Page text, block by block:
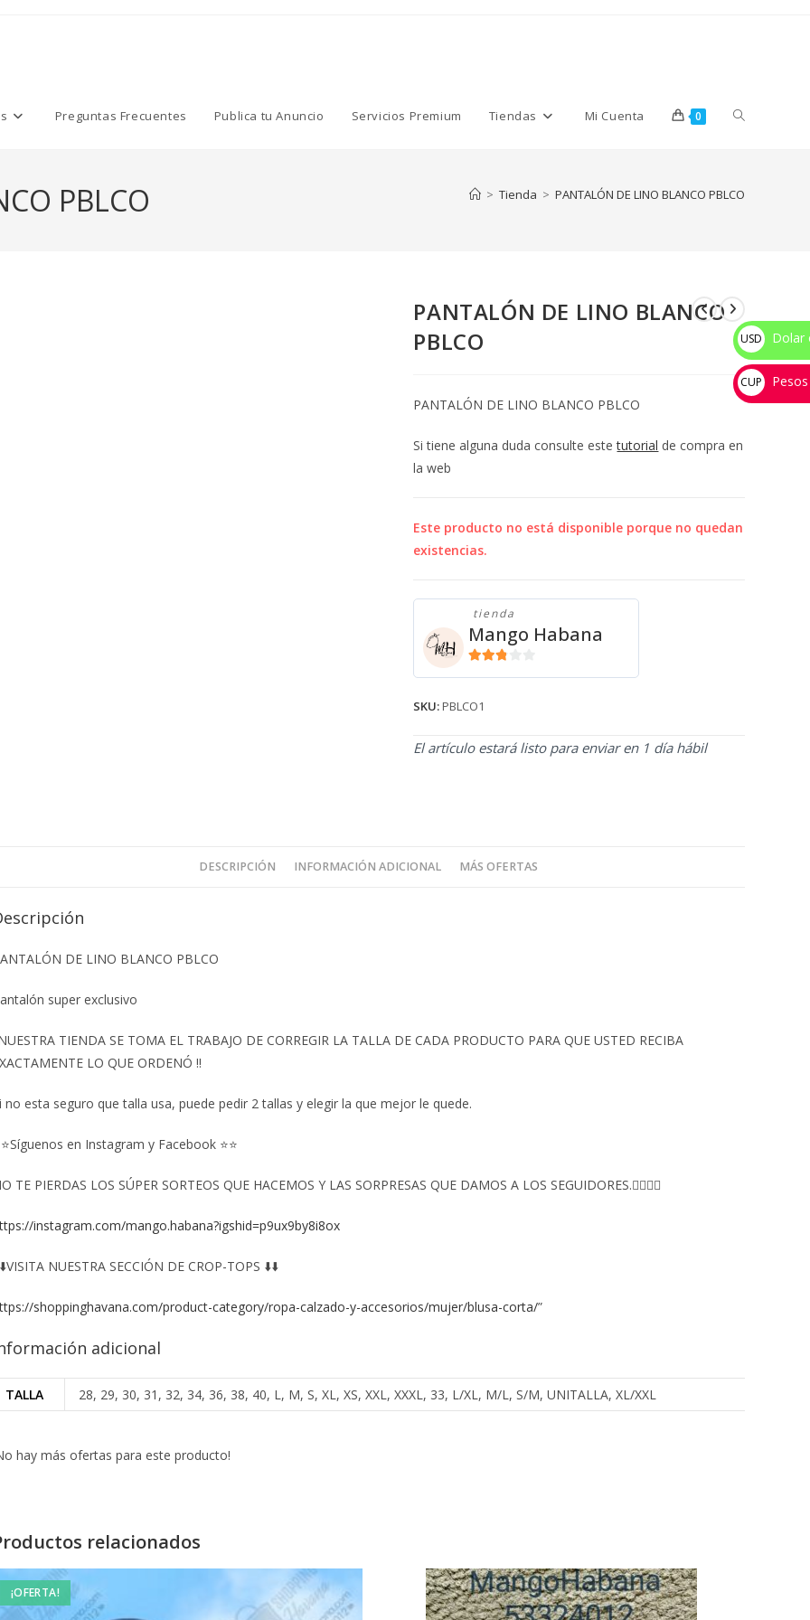
Preguntas Frecuentes Publica tu Anuncio Servicios Premium Tiendas Mi Cuenta 0 Alternar
la
web
PBLCO > Tienda > PANTALÓN DE LINO BLANCO PBLCO
PANTALÓN DE LINO BLANCO
PBLCO
PANTALÓN DE LINO BLANCO PBLCO
Si tiene alguna duda consulte estetutorial de compra en
la web
Este producto no está disponible porque no quedan
existencias.
tienda
Mango Habana
SKU:PBLCO1
El artículo estará listo para enviar en 1 día hábil
DESCRIPCIÓN INFORMACIÓN ADICIONAL MÁS OFERTAS
DE LINO BLANCO PBLCO
super exclusivo
TIENDA SE TOMA EL TRABAJO DE CORREGIR LA TALLA DE CADA PRODUCTO PARA QUE USTED RECIBA
LO QUE ORDENÓ ‼️
no esta seguro que talla usa, puede pedir 2 tallas y elegir la que mejor le quede.
en Instagram y Facebook ⭐⭐
TE PIERDAS LOS SÚPER SORTEOS QUE HACEMOS Y LAS SORPRESAS QUE DAMOS A LOS SEGUIDORES.👇🏻👇🏻
instagram.com/mango.habana?igshid=p9ux9by8i8ox
NUESTRA SECCIÓN DE CROP-TOPS ⬇️⬇️
shoppinghavana.com/product-category/ropa-calzado-y-accesorios/mujer/blusa-corta/”
adicional
TALLA 28, 29, 30, 31, 32, 34, 36, 38, 40, L, M, S, XL, XS, XXL, XXXL, 33, L/XL, M/L, S/M, UNITALLA, XL/XXL
hay más ofertas para este producto!
relacionados
¡OFERTA!
USD
$
Dolar
CUP
💰
Pesos